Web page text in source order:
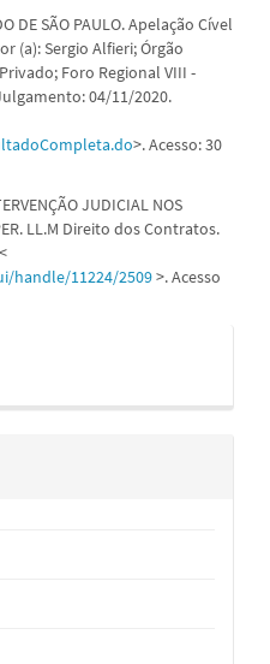
DE SÃO PAULO. Apelação Cível
(a): Sergio Alfieri; Órgão
Foro Regional VIII -
04/11/2020.
>. Acesso: 30
JUDICIAL NOS
LL.M Direito dos Contratos.
handle/11224/2509>. Acesso